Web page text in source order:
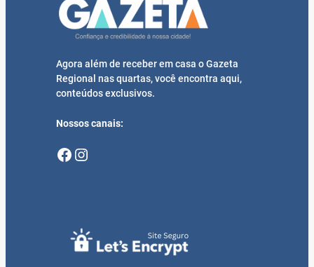
Agora além de receber em casa o Gazeta
Regional nas quartas, você encontra aqui,
conteúdos exclusivos.
Nossos canais:
Facebook Instagram